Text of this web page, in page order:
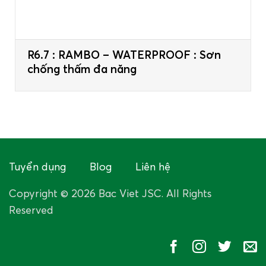
R6.7 : RAMBO – WATERPROOF : Sơn
chống thấm đa năng
Tuyển dụng Blog Liên hệ
Copyright © 2026 Bac Viet JSC. All Rights
Reserved